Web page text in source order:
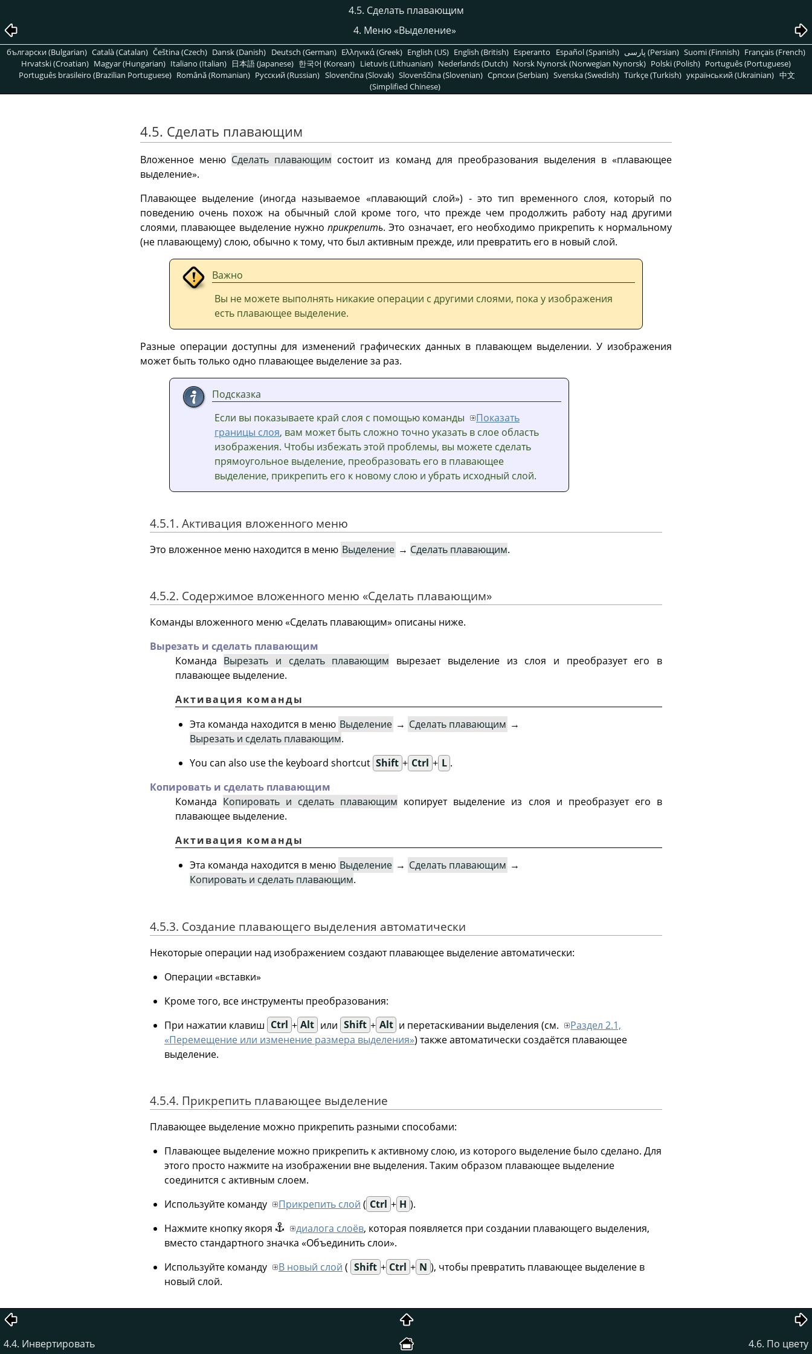
4.5. Сделать плавающим
4. Меню «Выделение»
български (Bulgarian) Català (Catalan) Čeština (Czech) Dansk (Danish) Deutsch (German) Ελληνικά (Greek) English (US) English (British) Esperanto Español (Spanish) پارسی (Persian) Suomi (Finnish) Français (French)
Hrvatski (Croatian) Magyar (Hungarian) Italiano (Italian) 日本語 (Japanese) 한국어 (Korean) Lietuvis (Lithuanian) Nederlands (Dutch) Norsk Nynorsk (Norwegian Nynorsk) Polski (Polish) Português (Portuguese)
Português brasileiro (Brazilian Portuguese) Română (Romanian) Pусский (Russian) Slovenčina (Slovak) Slovenščina (Slovenian) Српски (Serbian) Svenska (Swedish) Türkçe (Turkish) український (Ukrainian) 中文
(Simplified Chinese)
4.5. Сделать плавающим
Вложенное меню Сделать плавающим состоит из команд для преобразования выделения в«плавающее
выделение».
Плавающее выделение (иногда называемое «плавающий слой») - это тип временного слоя, который по
поведению очень похож на обычный слой кроме того, что прежде чем продолжить работу над другими
слоями, плавающее выделение нужноприкрепить. Это означает, его необходимо прикрепить к нормальному
(не плавающему) слою, обычно к тому, что был активным прежде, или превратить его в новый слой.
Важно
Вы не можете выполнять никакие операции с другими слоями, пока у изображения
есть плавающее выделение.
Разные операции доступны для изменений графических данных в плавающем выделении. У изображения
может быть только одно плавающее выделение за раз.
Подсказка
Если вы показываете край слоя с помощью команды
Показать
границы слоя, вам может быть сложно точно указать в слое область
изображения. Чтобы избежать этой проблемы, вы можете сделать
прямоугольное выделение, преобразовать его в плавающее
выделение, прикрепить его к новому слою и убрать исходный слой.
4.5.1. Активация вложенного меню
Это вложенное меню находится в меню Выделение → Сделать плавающим.
4.5.2. Содержимое вложенного меню «Сделать плавающим»
Команды вложенного меню«Сделать плавающим» описаны ниже.
Вырезать и сделать плавающим
Команда Вырезать и сделать плавающим вырезает выделение из слоя и преобразует его в
плавающее выделение.
Активация команды
Эта команда находится в меню Выделение → Сделать плавающим →
Вырезать и сделать плавающим.
You can also use the keyboard shortcut Shift + Ctrl + L .
Копировать и сделать плавающим
Команда Копировать и сделать плавающим копирует выделение из слоя и преобразует его в
плавающее выделение.
Активация команды
Эта команда находится в меню Выделение → Сделать плавающим →
Копировать и сделать плавающим.
4.5.3. Создание плавающего выделения автоматически
Некоторые операции над изображением создают плавающее выделение автоматически:
Операции «вставки»
Кроме того, все инструменты преобразования:
При нажатии клавиш Ctrl + Alt или Shift + Alt и перетаскивании выделения (см.
Раздел 2.1,
«Перемещение или изменение размера выделения») также автоматически создаётся плавающее
выделение.
4.5.4. Прикрепить плавающее выделение
Плавающее выделение можно прикрепить разными способами:
Плавающее выделение можно прикрепить к активному слою, из которого выделение было сделано. Для
этого просто нажмите на изображении вне выделения. Таким образом плавающее выделение
соединится с активным слоем.
Используйте команду
Прикрепить слой ( Ctrl + H ).
Нажмите кнопку якоря
диалога слоёв, которая появляется при создании плавающего выделения,
вместо стандартного значка «Объединить слои».
Используйте команду
В новый слой ( Shift + Ctrl + N ), чтобы превратить плавающее выделение в
новый слой.
4.4. Инвертировать 4.6. По цвету